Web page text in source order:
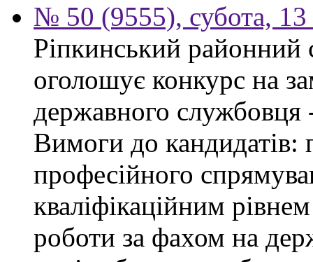
№ 50 (9555), субота, 13
Ріпкинський районний
оголошує конкурс на
державного службовця
Вимоги до кандидатів:
професійного
кваліфікаційним
роботи за фахом на